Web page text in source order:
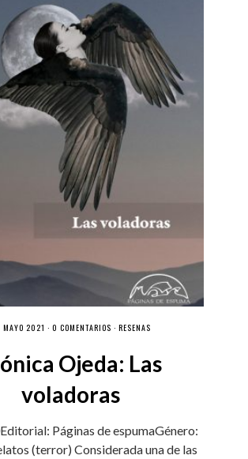
2021 · 0 COMENTARIOS · RESEÑAS
Ojeda: Las
voladoras
Páginas de espumaGénero:
(terror) Considerada una de las